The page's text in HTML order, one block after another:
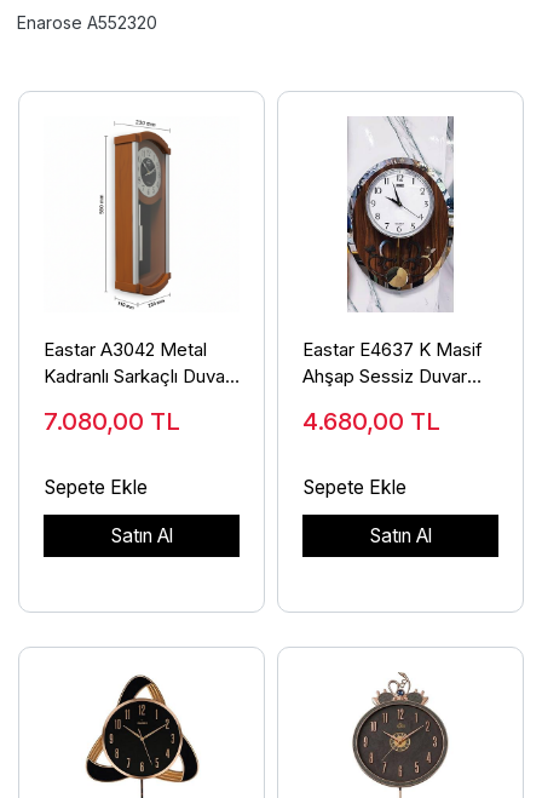
Enarose A552320
Eastar A3042 Metal
Kadranlı Sarkaçlı Duvar
7.080,00 TL
Sepete Ekle
Satın Al
Eastar E4637 K Masif
Ahşap Sessiz Duvar
4.680,00 TL
Sepete Ekle
Satın Al